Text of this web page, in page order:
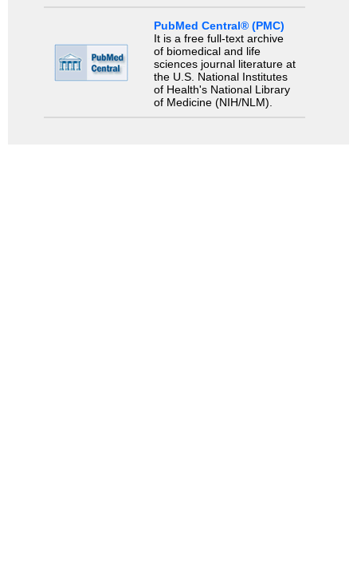
PubMed Central® (PMC)
It is a free full-text archive
of biomedical and life
sciences journal literature at
the U.S. National Institutes
of Health's National Library
of Medicine (NIH/NLM).